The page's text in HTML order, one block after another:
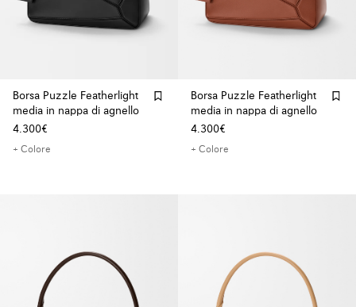
Borsa Puzzle Featherlight
media in nappa di agnello
4.300€
+ Colore
Borsa Puzzle Featherlight
media in nappa di agnello
4.300€
+ Colore